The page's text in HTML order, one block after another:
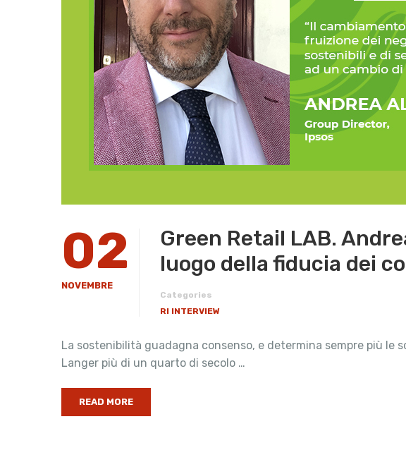
02
NOVEMBRE
Green Retail LAB.
luogo della fiducia dei
Categories
RI INTERVIEW
La sostenibilità guadagna consenso, e determina sempre più
Langer più di un quarto di secolo …
READ MORE